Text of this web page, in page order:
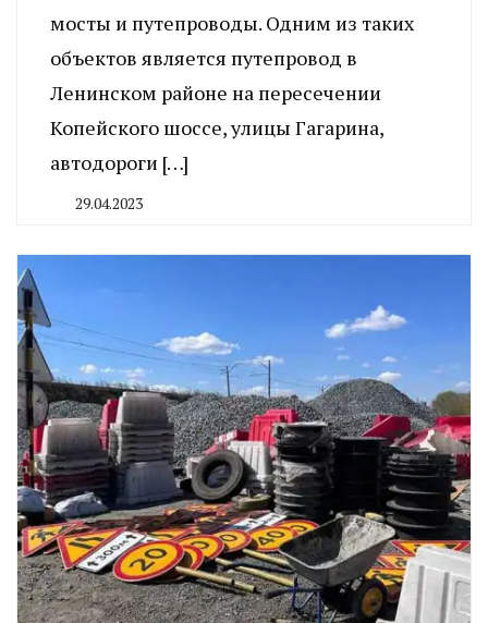
мосты и путепроводы. Одним из таких
объектов является путепровод в
Ленинском районе на пересечении
Копейского шоссе, улицы Гагарина,
автодороги […]
29.04.2023